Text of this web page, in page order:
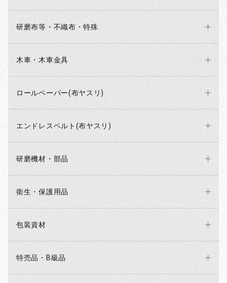
研磨布等・不織布・特殊
木車・木車金具
ロールペーパー(布ヤスリ)
エンドレスベルト(布ヤスリ)
研磨機材・部品
衛生・保護用品
包装資材
特売品・B級品